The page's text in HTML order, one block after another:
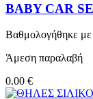
BABY CAR
Βαθμολογήθηκε με
Άμεση παραλαβή
0.00 €